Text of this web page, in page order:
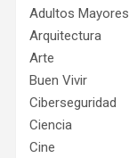
Adultos Mayores
Arquitectura
Arte
Buen Vivir
Ciberseguridad
Ciencia
Cine